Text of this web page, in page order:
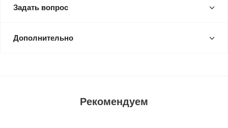
Задать вопрос
Дополнительно
Рекомендуем